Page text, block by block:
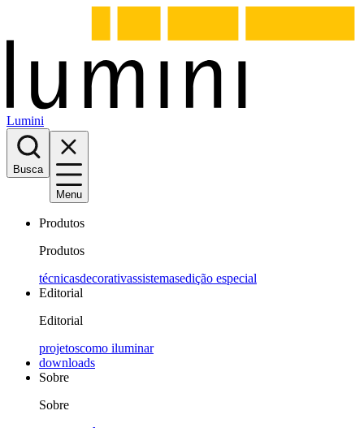
Lumini
Busca
Menu
Produtos
Produtos
técnicasdecorativassistemasedição especial
Editorial
Editorial
projetoscomo iluminar
downloads
Sobre
Sobre